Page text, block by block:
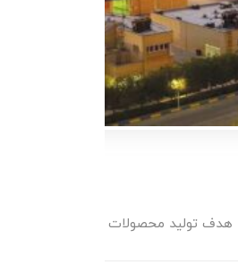
تولید محصولات آروماتیک ...